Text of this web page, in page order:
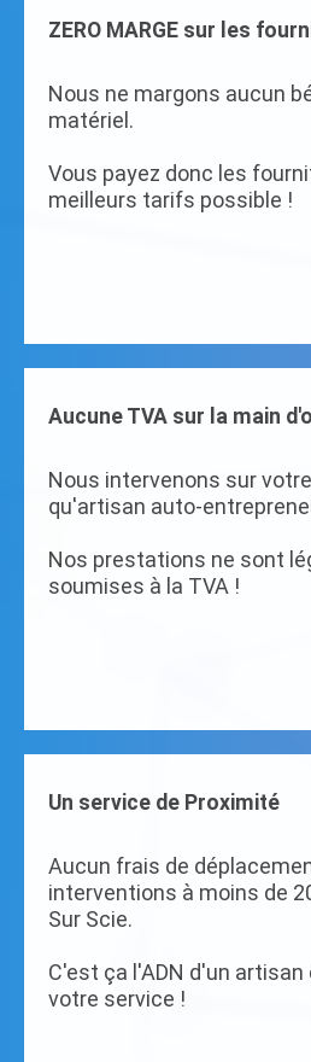
ZERO MARGE sur les
Nous ne margons aucun
matériel.
Vous payez donc les
meilleurs tarifs possible !
Aucune TVA sur la main
Nous intervenons sur
qu'artisan auto-
Nos prestations ne sont
soumises à la TVA !
Un service de Proximité
Aucun frais de
interventions à moins de
Sur Scie.
C'est ça l'ADN d'un artisan
votre service !